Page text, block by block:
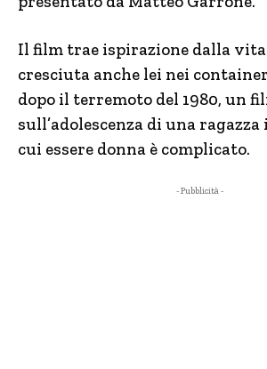
Il film trae ispirazione dalla
cresciuta anche lei nei
dopo il terremoto del 1980, un
sull’adolescenza di una
cui essere donna è complicato.
- Pubblicità -